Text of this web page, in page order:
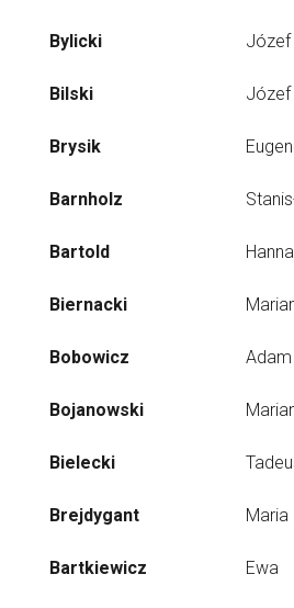
Bylicki Józef
Bilski Józef
Brysik
Barnholz
Bartold Hanna
Biernacki
Bobowicz Adam
Bojanowski
Bielecki
Brejdygant Maria
Bartkiewicz Ewa